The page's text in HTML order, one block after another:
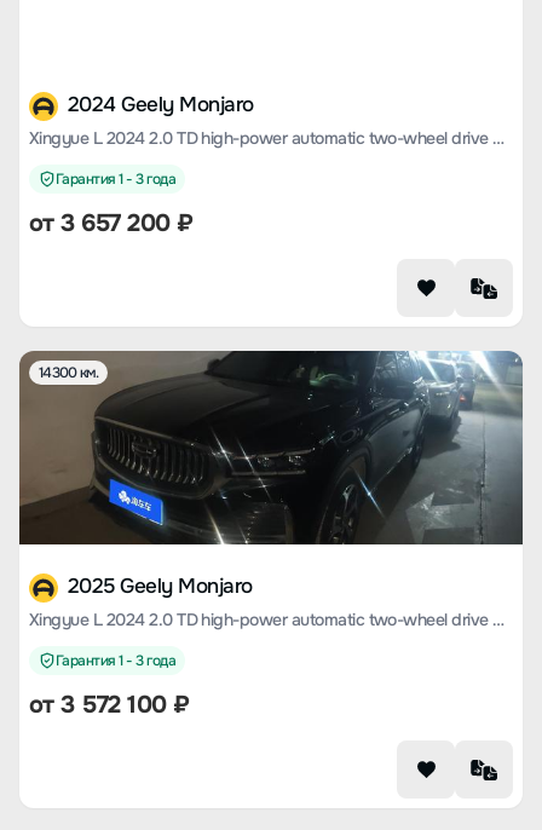
2024 Geely Monjaro
Xingyue L 2024 2.0 TD high-power automatic two-wheel drive cloud version
Гарантия 1 - 3 года
от3 657 200₽
14300 км.
2025 Geely Monjaro
Xingyue L 2024 2.0 TD high-power automatic two-wheel drive cloud version
Гарантия 1 - 3 года
от3 572 100₽